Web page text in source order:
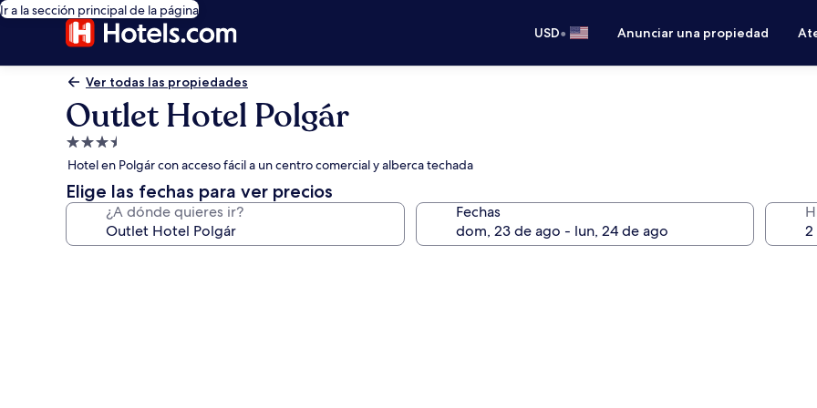
Ir a la sección principal de la página
USD• Anunciar una propiedad
Ver todas las propiedades
Outlet Hotel Polgár
Propiedad
de
3.5
estrellas
Hotel en Polgár con acceso fácil a un centro comercial y alberca techada
Elige las fechas para ver precios
¿A dónde quieres ir? Fechas